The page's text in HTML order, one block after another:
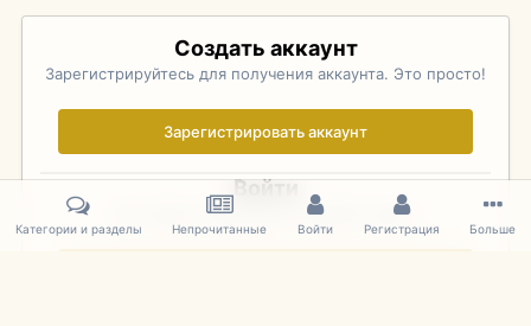
Создать аккаунт
Зарегистрируйтесь для получения аккаунта. Это просто!
Зарегистрировать аккаунт
Войти
Уже зарегистрированы? Войдите здесь.
Категории и разделы Непрочитанные Войти Регистрация Больше